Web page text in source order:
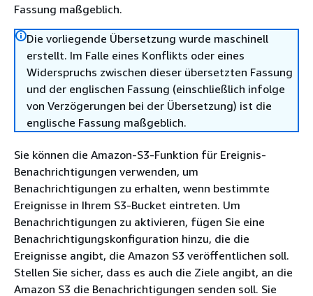
Fassung maßgeblich.
Die vorliegende Übersetzung wurde maschinell
erstellt. Im Falle eines Konflikts oder eines
Widerspruchs zwischen dieser übersetzten Fassung
und der englischen Fassung (einschließlich infolge
von Verzögerungen bei der Übersetzung) ist die
englische Fassung maßgeblich.
Sie können die Amazon-S3-Funktion für Ereignis-
Benachrichtigungen verwenden, um
Benachrichtigungen zu erhalten, wenn bestimmte
Ereignisse in Ihrem S3-Bucket eintreten. Um
Benachrichtigungen zu aktivieren, fügen Sie eine
Benachrichtigungskonfiguration hinzu, die die
Ereignisse angibt, die Amazon S3 veröffentlichen soll.
Stellen Sie sicher, dass es auch die Ziele angibt, an die
Amazon S3 die Benachrichtigungen senden soll. Sie